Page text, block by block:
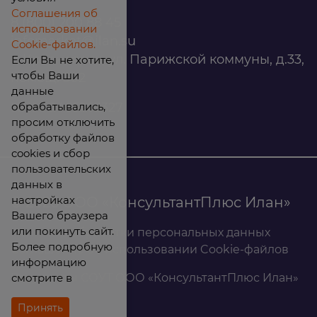
infomarket@ilan.su
г. Красноярск, ул. Парижской коммуны, д.33,
помещ. 302
ИНН: 2465263327
© 2026 ООО «КонсультантПлюс Илан»
Политика обработки персональных данных
Соглашение об использовании Cookie-файлов
Результаты СОУТ ООО «КонсультантПлюс Илан»
Соглашения об
использовании
Cookie-файлов.
Если Вы не хотите,
чтобы Ваши
данные
обрабатывались,
просим отключить
обработку файлов
cookies и сбор
пользовательских
данных в
настройках
Вашего браузера
или покинуть сайт.
Более подробную
информацию
смотрите в
Принять